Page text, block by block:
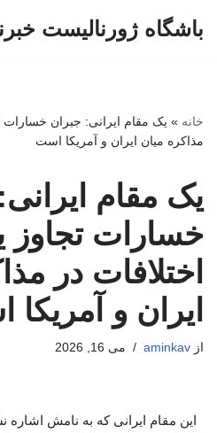
باشگاه ژورنالیست
خانه » یک مقام ایرانی: جبران خسارات
مذاکره میان ایران و آمریکا است
یک مقام
خسارات تجاوز
اختلافات در
ایران و
از aminkav می 16, 2026
این مقام ایرانی که به نامش اشاره